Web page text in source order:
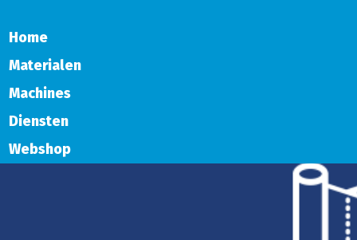
Home
Materialen
Machines
Diensten
Webshop